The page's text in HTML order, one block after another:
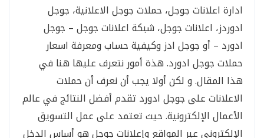
ادارة اعلانات جوجل، حملات جوجل الاعلانية، جوجل
ادوردز، اعلانات جوجل، شبكة اعلانات جوجل – جوجل
ادورد – أو جوجل ادز وكيفية حساب ومعرفة اسعار
حملات جوجل ادورد. هذة أمور نتعرف عليها هنا في
هذا المقال. و لكن أولا يجب أن نعرف أن حملات
الاعلانات على جوجل ادورد تقدم أفضل النتائج في عالم
الأعمال الإلكترونية. حيث تعتمد على عمل التسويق
الإلكتروني عبر المواقع وإعلانات جوجل هو أساس الدخل